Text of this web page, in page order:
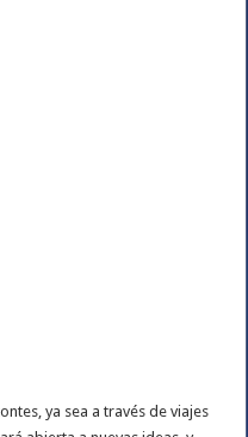
ya sea a través de viajes